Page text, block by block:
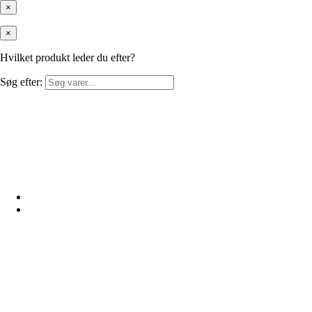
×
×
Hvilket produkt leder du efter?
Søg efter: